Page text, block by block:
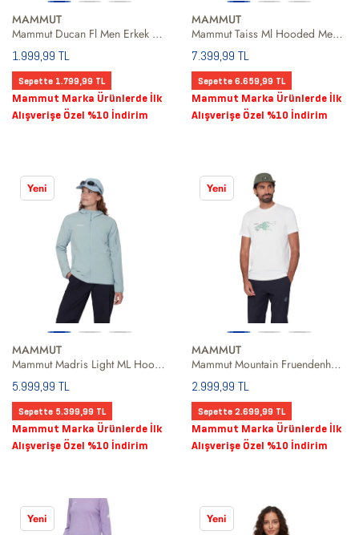
MAMMUT
Mammut Ducan Fl Men Erkek Mavi Tişört
1.999,99 TL
Sepette 1.799,99 TL
Mammut Marka Ürünlerde İlk
Alışverişe Özel %10 İndirim
MAMMUT
Mammut Taiss Ml Hooded Men Erkek Mavi Fleece
7.399,99 TL
Sepette 6.659,99 TL
Mammut Marka Ürünlerde İlk
Alışverişe Özel %10 İndirim
Yeni
MAMMUT
Mammut Madris Light ML Hooded Kadın Fleece
5.999,99 TL
Sepette 5.399,99 TL
Mammut Marka Ürünlerde İlk
Alışverişe Özel %10 İndirim
Yeni
MAMMUT
Mammut Mountain Fruendenhorn Erkek Tişört
2.999,99 TL
Sepette 2.699,99 TL
Mammut Marka Ürünlerde İlk
Alışverişe Özel %10 İndirim
Yeni Yeni